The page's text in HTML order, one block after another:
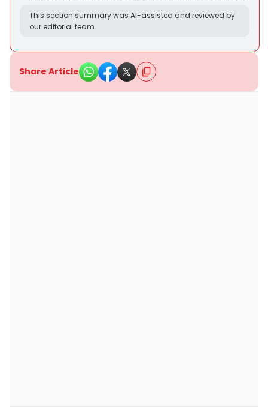
This section summary was AI-assisted and reviewed by
our editorial team.
Share Article